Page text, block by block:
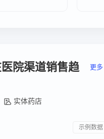
院渠道销售趋
更多
实体药店
示例数据